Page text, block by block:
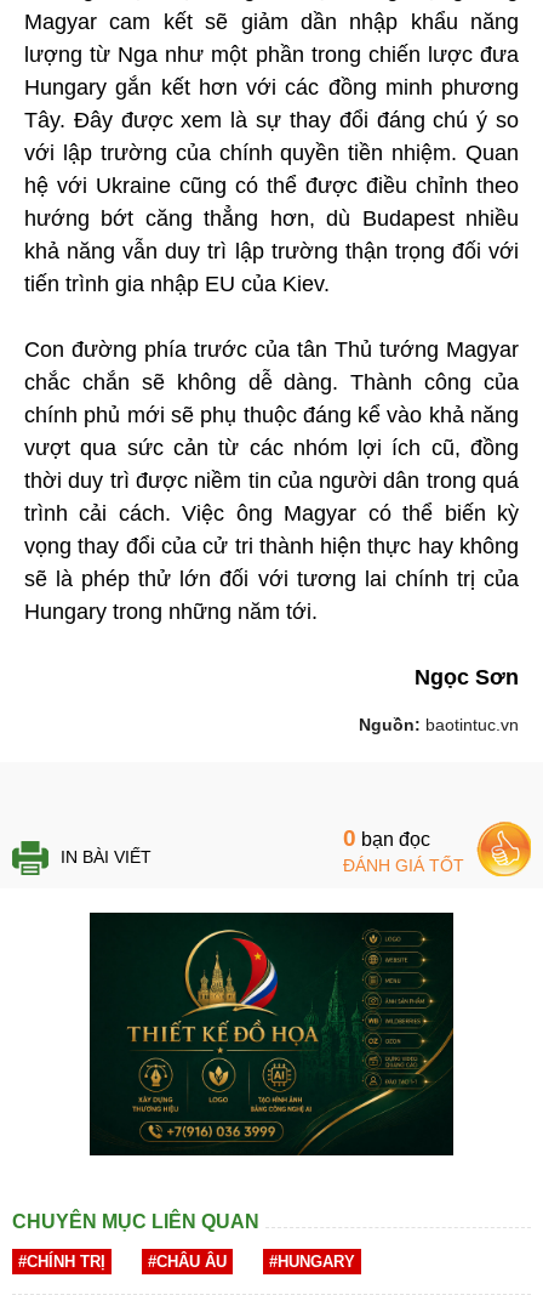
Magyar cam kết sẽ giảm dần nhập khẩu năng
lượng từ Nga như một phần trong chiến lược đưa
Hungary gắn kết hơn với các đồng minh phương
Tây. Đây được xem là sự thay đổi đáng chú ý so
với lập trường của chính quyền tiền nhiệm. Quan
hệ với Ukraine cũng có thể được điều chỉnh theo
hướng bớt căng thẳng hơn, dù Budapest nhiều
khả năng vẫn duy trì lập trường thận trọng đối với
tiến trình gia nhập EU của Kiev.
Con đường phía trước của tân Thủ tướng Magyar
chắc chắn sẽ không dễ dàng. Thành công của
chính phủ mới sẽ phụ thuộc đáng kể vào khả năng
vượt qua sức cản từ các nhóm lợi ích cũ, đồng
thời duy trì được niềm tin của người dân trong quá
trình cải cách. Việc ông Magyar có thể biến kỳ
vọng thay đổi của cử tri thành hiện thực hay không
sẽ là phép thử lớn đối với tương lai chính trị của
Hungary trong những năm tới.
Ngọc Sơn
Nguồn: baotintuc.vn
IN BÀI VIẾT
0 bạn đọc
ĐÁNH GIÁ TỐT
CHUYÊN MỤC LIÊN QUAN
#CHÍNH TRỊ #CHÂU ÂU #HUNGARY